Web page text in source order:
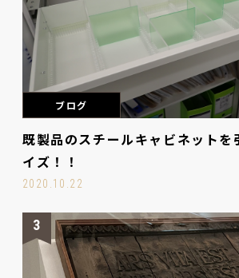
ブログ
既製品のスチールキャビネットを
イズ！！
2020.10.22
3